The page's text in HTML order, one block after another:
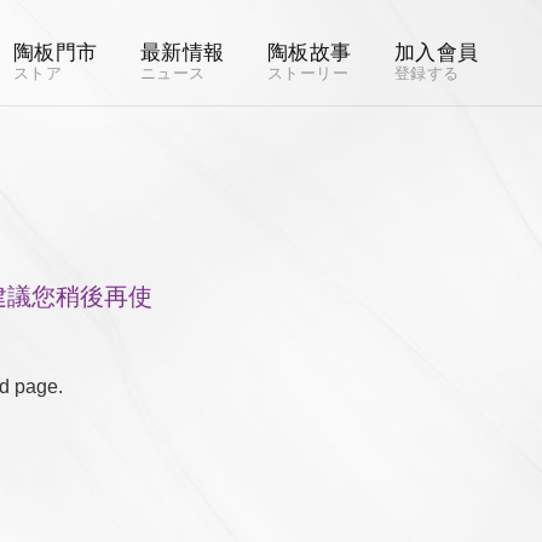
陶板門市
ストア
最新情報
ニュース
陶板故事
ストーリー
加入會員
登録する
您稍後再使
page.